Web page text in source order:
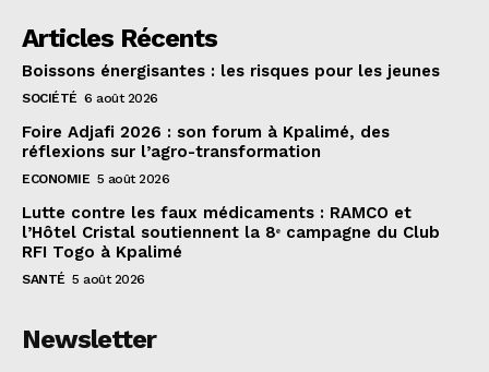
Articles Récents
Boissons énergisantes : les risques pour les jeunes
SOCIÉTÉ 6 août 2026
Foire Adjafi 2026 : son forum à Kpalimé, des
réflexions sur l’agro-transformation
ECONOMIE 5 août 2026
Lutte contre les faux médicaments : RAMCO et
l’Hôtel Cristal soutiennent la 8ᵉ campagne du Club
RFI Togo à Kpalimé
SANTÉ 5 août 2026
Newsletter